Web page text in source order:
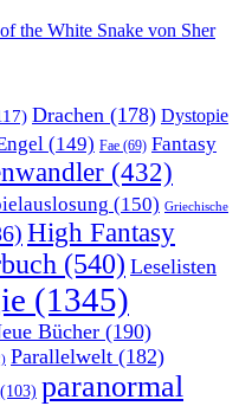
the White Snake von Sher
Drachen (178) Dystopie
(149) Fae (69) Fantasy
(432)
(150) Griechische
High Fantasy
(540) Leselisten
(1345)
Bücher (190)
Parallelwelt (182)
(103) paranormal